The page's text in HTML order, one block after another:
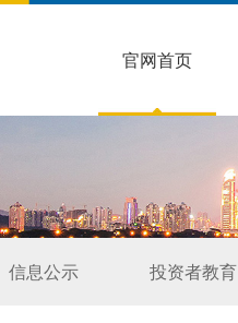
官网首页
信息公示 投资者教育